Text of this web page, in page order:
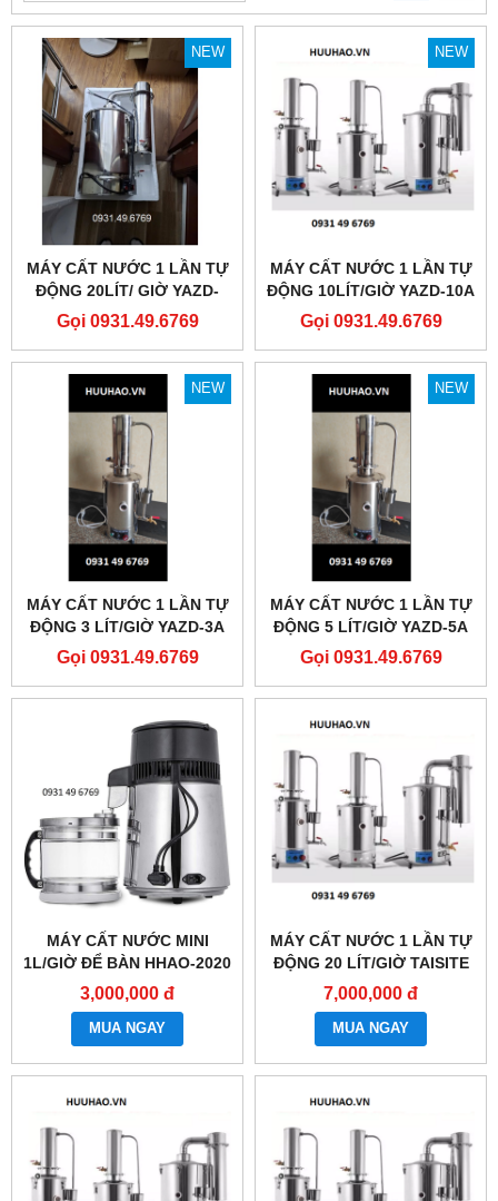
NEW
MÁY CẤT NƯỚC 1 LẦN TỰ
ĐỘNG 20LÍT/ GIỜ YAZD-
20A
Gọi 0931.49.6769
NEW
MÁY CẤT NƯỚC 1 LẦN TỰ
ĐỘNG 10LÍT/GIỜ YAZD-10A
Gọi 0931.49.6769
NEW
MÁY CẤT NƯỚC 1 LẦN TỰ
ĐỘNG 3 LÍT/GIỜ YAZD-3A
Gọi 0931.49.6769
NEW
MÁY CẤT NƯỚC 1 LẦN TỰ
ĐỘNG 5 LÍT/GIỜ YAZD-5A
Gọi 0931.49.6769
MÁY CẤT NƯỚC MINI
1L/GIỜ ĐỂ BÀN HHAO-2020
3,000,000 đ
MUA NGAY
MÁY CẤT NƯỚC 1 LẦN TỰ
ĐỘNG 20 LÍT/GIỜ TAISITE
DZ-20LIII
7,000,000 đ
MUA NGAY